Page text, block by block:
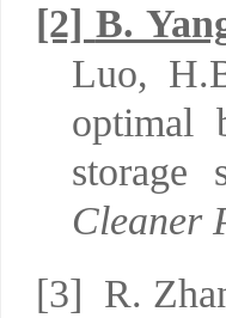
[2] B.
Luo,
optimal
storage
Cleaner
[3] R.